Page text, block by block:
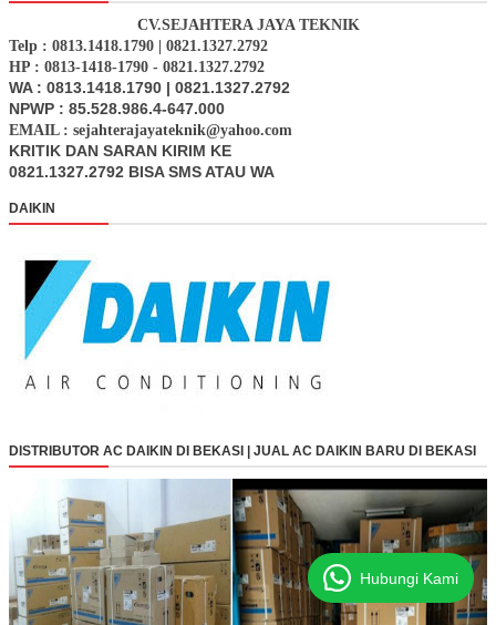
CV.SEJAHTERA JAYA TEKNIK
Telp : 0813.1418.1790 | 0821.1327.2792
HP : 0813-1418-1790 - 0821.1327.2792
WA : 0813.1418.1790 | 0821.1327.2792
NPWP : 85.528.986.4-647.000
EMAIL : sejahterajayateknik@yahoo.com
KRITIK DAN SARAN KIRIM KE
0821.1327.2792 BISA SMS ATAU WA
DAIKIN
DISTRIBUTOR AC DAIKIN DI BEKASI | JUAL AC DAIKIN BARU DI BEKASI
Hubungi Kami